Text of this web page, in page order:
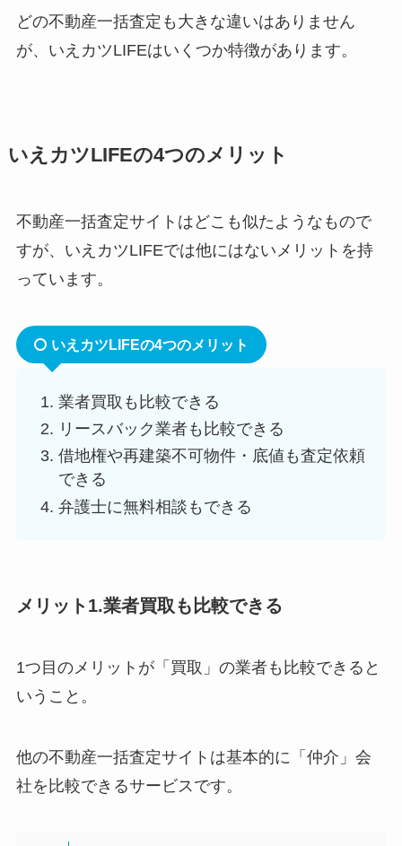
どの不動産一括査定も大きな違いはありません
が、いえカツLIFEはいくつか特徴があります。
いえカツLIFEの4つのメリット
不動産一括査定サイトはどこも似たようなもので
すが、いえカツLIFEでは他にはないメリットを持
っています。
いえカツLIFEの4つのメリット
業者買取も比較できる
リースバック業者も比較できる
借地権や再建築不可物件・底値も査定依頼
できる
弁護士に無料相談もできる
メリット1.業者買取も比較できる
1つ目のメリットが「買取」の業者も比較できると
いうこと。
他の不動産一括査定サイトは基本的に「仲介」会
社を比較できるサービスです。